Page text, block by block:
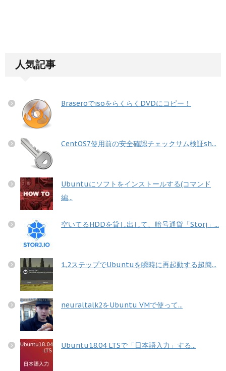
人気記事
BraseroでisoをらくらくDVDにコピー！
CentOS7使用前の安全確認チェックサム検証sh...
Ubuntuにソフトをインストールする(コマンド
編...
空いてるHDDを貸し出して、暗号通貨「Storj」...
1,2ステップでUbuntuを瞬時に再起動する超簡...
neuraltalk2をUbuntu VMで使って...
Ubuntu18.04 LTSで「日本語入力」する...